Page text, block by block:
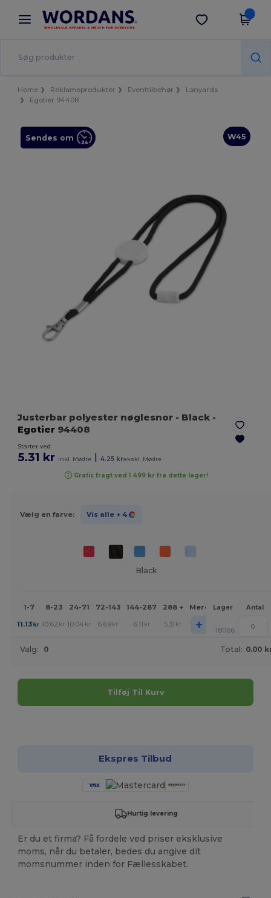
× Wordans-app
Bedre priser i appen!
Hent app
Home Reklameprodukter Eventtilbehør
Lanyards
Egotier 94408
W45
Sendes om
Justerbar polyester nøglesnor - Black -
Egotier 94408
Starter ved
5.31 kr inkl. Mødre 4.25 krekskl. Mødre
Gratis fragt ved 1 499 kr fra dette lager!
Vælg en farve: Vis alle + 4
Black
1-7 8-23 24-71 72-143 144-287 288 + Mere Lager Antal
11.13kr 10.62 kr 10.04 kr 6.69 kr 6.11 kr 5.31 kr + 18066
Valg: 0 Total: 0.00
Tilføj Til Kurv
Ekspres Tilbud
Hurtig levering
Er du et firma? Få fordele ved priser eksklusive
moms, når du betaler, bedes du angive dit
momsnummer inden for Fællesskabet.